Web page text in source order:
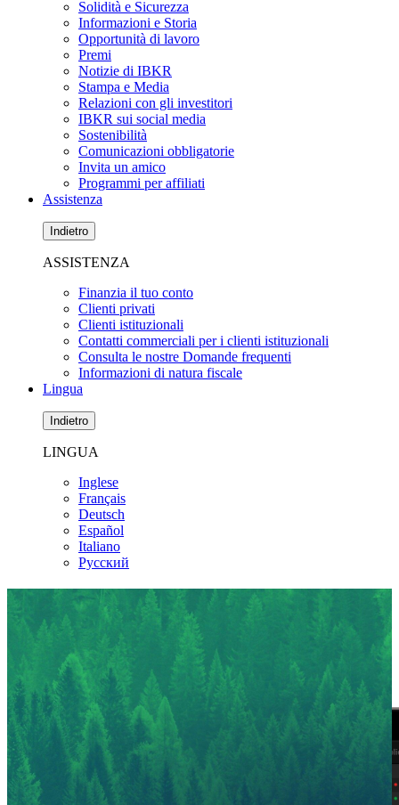
Solidità e Sicurezza
Informazioni e Storia
Opportunità di lavoro
Premi
Notizie di IBKR
Stampa e Media
Relazioni con gli investitori
IBKR sui social media
Sostenibilità
Comunicazioni obbligatorie
Invita un amico
Programmi per affiliati
Assistenza
Indietro
ASSISTENZA
Finanzia il tuo conto
Clienti privati
Clienti istituzionali
Contatti commerciali per i clienti istituzionali
Consulta le nostre Domande frequenti
Informazioni di natura fiscale
Lingua
Indietro
LINGUA
Inglese
Français
Deutsch
Español
Italiano
Pусский
Investi in maniera responsabile
I punteggi su ambiente, benessere sociale e governance (ESG) sono
disponibili su tutte le nostre piattaforme.
Scarica la Guida ESGProva le nostre piattaforme